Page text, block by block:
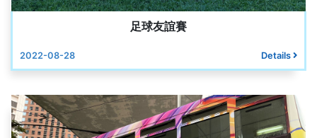
足球友誼賽
2022-08-28 Details